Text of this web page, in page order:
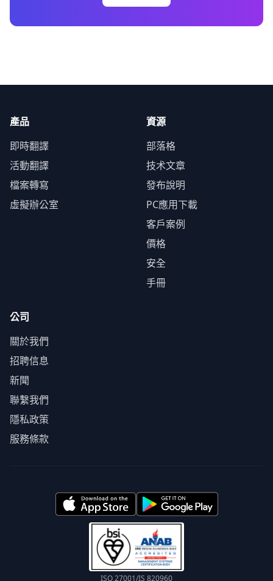
產品
即時翻譯
活動翻譯
檔案轉寫
虛擬辦公室
資源
部落格
技术文章
發布說明
PC應用下載
客戶案例
價格
安全
手冊
公司
關於我們
招聘信息
新聞
聯繫我們
隱私政策
服務條款
ISO 27001/IS 820960